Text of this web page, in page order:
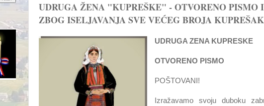
UDRUGA ŽENA "KUPREŠKE" - OTVORENO PISMO
ZBOG ISELJAVANJA SVE VEĆEG BROJA
UDRUGA ZENA KUPRESKE
OTVORENO PISMO
POŠTOVANI!
Izražavamo svoju duboku